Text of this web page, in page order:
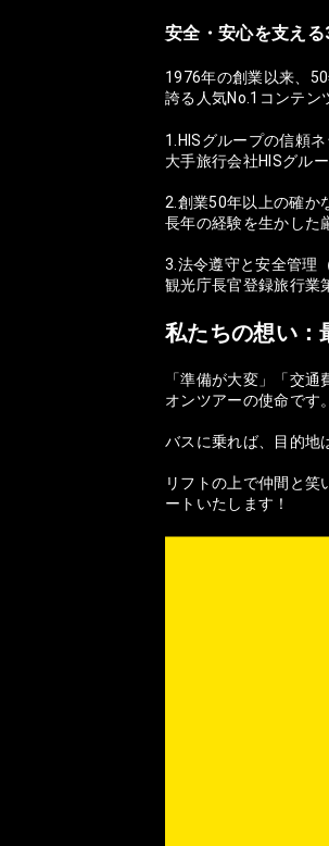
安全・安心を支え
1976年の創業以来、
誇る人気No.1コンテン
1.HISグループの信頼
大手旅行会社HISグル
2.創業50年以上の確か
長年の経験を生かした
3.法令遵守と安全管理
観光庁長官登録旅行業
私たちの想い：
「準備が大変」「交
オンツアーの使命です。
バスに乗れば、目的地
リフトの上で仲間と
ートいたします！